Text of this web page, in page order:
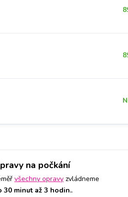
na počkání
všechny opravy zvládneme
30 minut až 3 hodin..